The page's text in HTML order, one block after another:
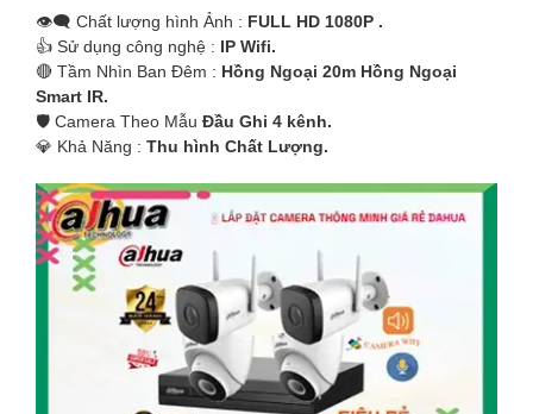
👁️‍🗨 Chất lượng hình Ảnh : FULL HD 1080P .
👍 Sử dụng công nghệ : IP Wifi.
🔴 Tầm Nhìn Ban Đêm : Hồng Ngoại 20m Hồng Ngoại
Smart IR.
🛡 Camera Theo Mẫu Đầu Ghi 4 kênh.
️💎 Khả Năng : Thu hình Chất Lượng.